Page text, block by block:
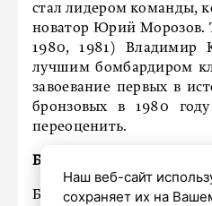
стал лидером команды,
новатор Юрий Морозов.
1980, 1981) Владимир
лучшим бомбардиром
завоевание первых в
бронзовых в 1980
переоценить.
Борис Левин-Коган
Болельщики старших
Наш веб-сайт
сохраняет их на